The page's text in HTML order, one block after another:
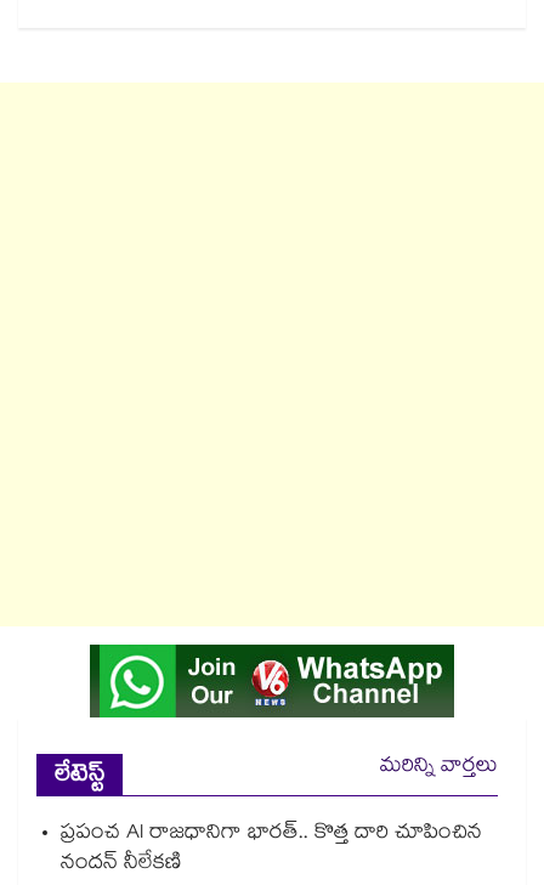
లేటెస్ట్
మరిన్ని వార్తలు
ప్రపంచ AI రాజధానిగా భారత్.. కొత్త దారి చూపించిన
నందన్ నీలేకణి